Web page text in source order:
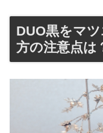
DUO黒をマ
方の注意点は